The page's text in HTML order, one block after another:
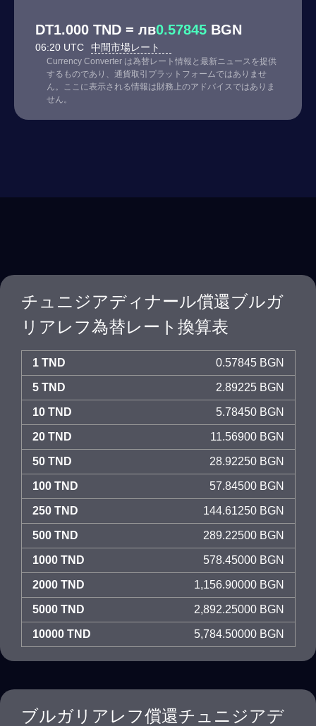
DT1.000 TND = лв0.57845 BGN
06:20 UTC 中間市場レート
Currency Converter は為替レート情報と最新ニュースを提供
するものであり、通貨取引プラットフォームではありませ
ん。ここに表示される情報は財務上のアドバイスではありま
せん。
チュニジアディナール償還ブルガ
リアレフ為替レート換算表
1 TND 0.57845 BGN
5 TND 2.89225 BGN
10 TND 5.78450 BGN
20 TND 11.56900 BGN
50 TND 28.92250 BGN
100 TND 57.84500 BGN
250 TND 144.61250 BGN
500 TND 289.22500 BGN
1000 TND 578.45000 BGN
2000 TND 1,156.90000 BGN
5000 TND 2,892.25000 BGN
10000 TND 5,784.50000 BGN
ブルガリアレフ償還チュニジアデ